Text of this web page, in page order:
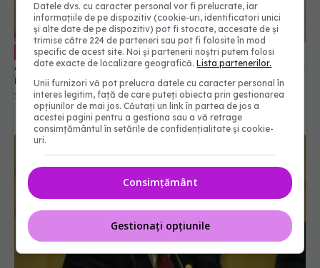
EXCLUSIV Anticorpi monoclonali. Dr Sandra
Alexiu: sunt niște substanțe care se administrează
încă de la prima, a doua zi de boală
26 oct 2021, 15:56
Datele dvs. cu caracter personal vor fi prelucrate, iar
informațiile de pe dispozitiv (cookie-uri, identificatori unici
și alte date de pe dispozitiv) pot fi stocate, accesate de și
trimise către 224 de parteneri sau pot fi folosite în mod
specific de acest site. Noi și partenerii noștri putem folosi
date exacte de localizare geografică.Lista partenerilor.
Unii furnizori vă pot prelucra datele cu caracter personal în
interes legitim, față de care puteți obiecta prin gestionarea
opțiunilor de mai jos. Căutați un link în partea de jos a
acestei pagini pentru a gestiona sau a vă retrage
consimțământul în setările de confidențialitate și cookie-
uri.
Consimțământ
Gestionați opțiunile